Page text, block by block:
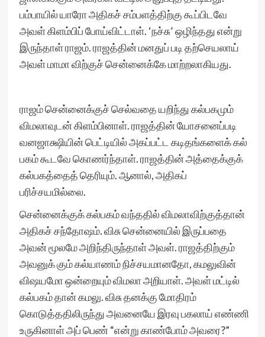
பம்பாயில் யாரோ அதிகச் சம்பளத்திற்கு கூப்பிடவே
அவள் கிளம்பிப் போய்விட்டாள். ‘நச்சு’ ஒழிந்தது என்று
இருந்தாள் ராஜம். ராஜத்தின் மனதுப் படி தற்செயலாய்
அவள் மாமா விற்குச் சென்னைக்கே மாற்றலாகியது.
ராஜம் சென்னைக்குச் செல்வதை யறிந்து கல்பகமும்
விமலாவுடன் கிளம்பினாள். ராஜத்தின் யோசனைப்படி
வனஜாக்ஷியின் பெட்டியில் அகப்பட்ட கடிதங்களைக் கல்
பகம் கூடவே கொணர்ந்தாள். ராஜத்தின் அத்தைக்குக்
கல்பகத்தைத் தெரியும். ஆனால், அதிகப்
பரிச்சயமில்லை.
சென்னைக்குக் கல்பகம் வந்ததில் விமலாவிற்குத்தான்
அதிகச் சந்தோஷம். விசு சென்னையில் இருப்பதை
அவன் மூலமே அறிந்திருந்தாள் அவள். ராஜத்திற்கும்
அவனுக் கும் கல்யாணம் நிச்சயமானதோ, கமலுவின்
விஷயமோ ஒன்றையும் விமலா அறியாள். அவள் மட்டில்
கல்பகம் தான் கமலு. விசு தனக்கு மோதிரம்
கொடுத்ததிலிருந்து அவனையே இரவு பகலாய் எண்ணி
உருகினாள் அப் பெண் “என்று காண்போம் அவரை?”